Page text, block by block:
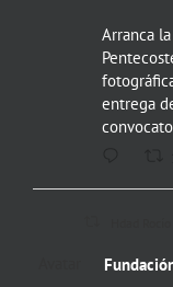
Arranca
entrega